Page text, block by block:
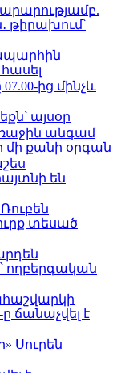
թիրախում՝
07.00-ից մինչև
այսօր
անգամ
քանի օրգան
են
տեսած
ողբերգական
ճանաչվել է
Սուրեն